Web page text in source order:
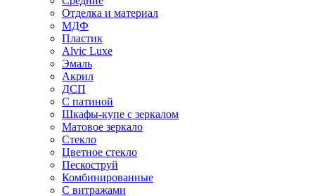
Отделка и материал
МДФ
Пластик
Alvic Luxe
Эмаль
Акрил
ДСП
С патиной
Шкафы-купе с зеркалом
Матовое зеркало
Стекло
Цветное стекло
Пескоструй
Комбинированные
С витражами